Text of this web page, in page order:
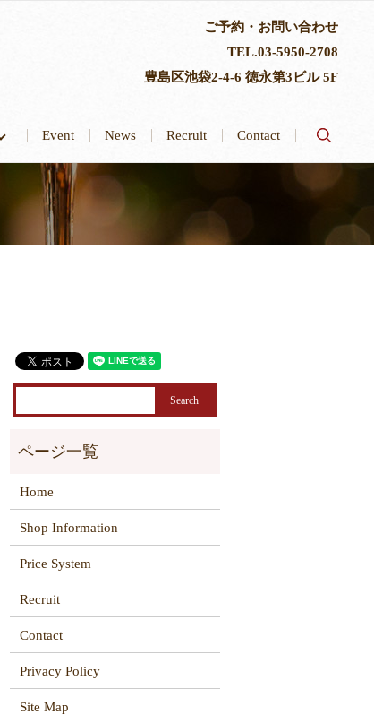
ご予約・お問い合わせ
TEL.03-5950-2708
豊島区池袋2-4-6 徳永第3ビル 5F
Event News Recruit Contact
Home
Shop Information
Price System
Recruit
Contact
Privacy Policy
Site Map